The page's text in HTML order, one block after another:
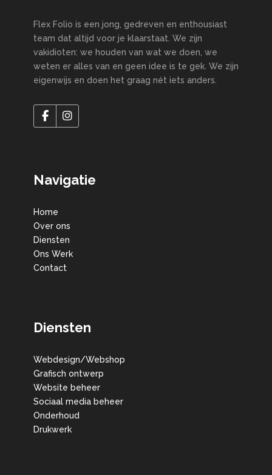
Flex Folio is een jong, gedreven en enthousiast
team dat altijd voor je klaarstaat. We zijn
vakidioten: we houden van wat we doen, we
weten er alles van en geen idee is te gek. We zijn
eigenwijs en doen het graag nét iets anders.
Navigatie
Home
Over ons
Diensten
Ons Werk
Contact
Diensten
Webdesign/Webshop
Grafisch ontwerp
Website beheer
Sociaal media beheer
Onderhoud
Drukwerk